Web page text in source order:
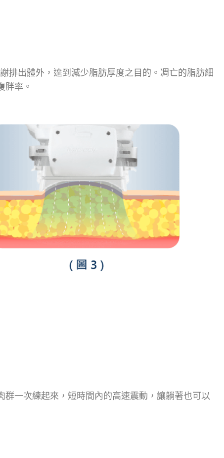
排出體外，達到減少脂肪厚度之目的。凋亡的脂肪細
胖率。
一次練起來，短時間內的高速震動，讓躺著也可以